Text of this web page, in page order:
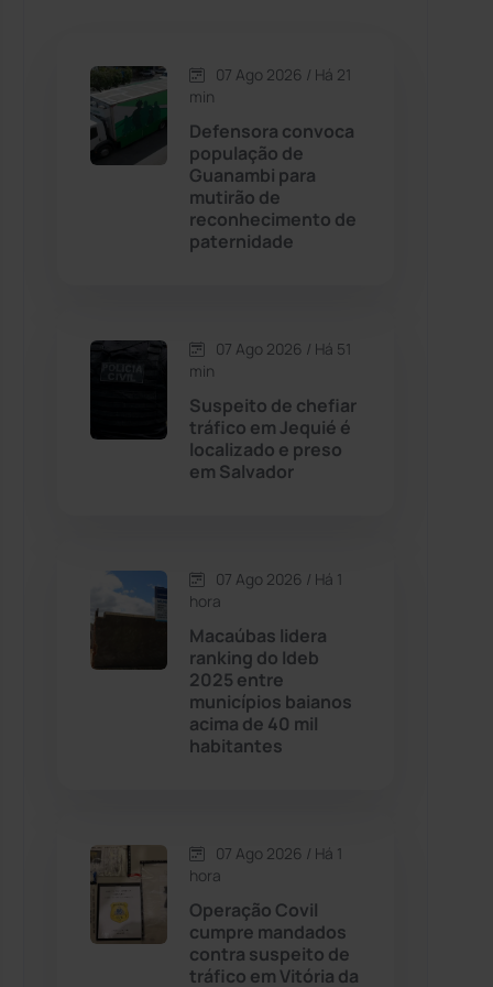
Caetité (1504)
Candiba (157)
Cândido Sales
Caturama
Chapada Diamantina (430)
Cordeiros
Dom Basílio
Érico Cardoso
Esportes
(24)
07 Ago 2026 / Há 21
min
Defensora convoca
população de
Guanambi para
mutirão de
reconhecimento de
paternidade
07 Ago 2026 / Há 51
min
Suspeito de chefiar
tráfico em Jequié é
localizado e preso
em Salvador
07 Ago 2026 / Há 1
hora
Macaúbas lidera
ranking do Ideb
2025 entre
municípios baianos
acima de 40 mil
habitantes
07 Ago 2026 / Há 1
hora
Operação Covil
cumpre mandados
contra suspeito de
tráfico em Vitória da